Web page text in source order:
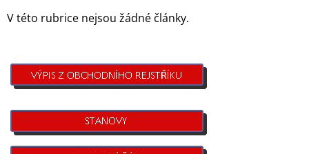
V této rubrice nejsou žádné články.